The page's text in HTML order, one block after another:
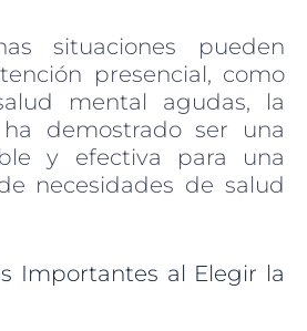
situaciones pueden
presencial, como
mental agudas, la
demostrado ser una
y efectiva para una
necesidades de salud
Importantes al Elegir la